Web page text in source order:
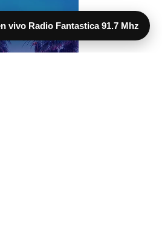
vivo Radio Fantastica 91.7 Mhz